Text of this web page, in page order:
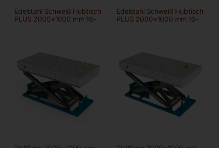
Edelstahl Schweiß Hubtisch
PLUS 2000×1000 mm 16-
Edelstahl Schweiß Hubtisch
PLUS 2000×1000 mm 16-